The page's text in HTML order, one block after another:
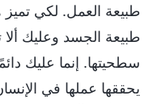
طبيعة العمل. لكي تميز
طبيعة الجسد وعليك
سطحيتها. إنما عليك
يحققها عملها في